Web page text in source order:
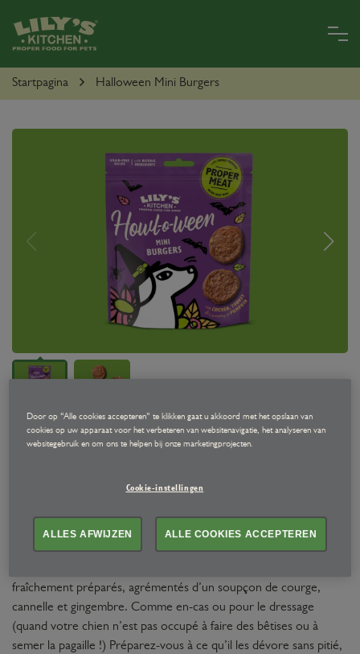
main
content
VOOR
HONDEN
KATTEN
Startpagina Halloween Mini Burgers
Halloween Mini Burgers
diaboliques friandises pour vous. Élaborés à partir de viande et
abats de qualité et avec de délicieux ingrédients naturels, ces mini
fraîchement préparés, agrémentés d’un soupçon de courge,
cannelle et gingembre. Comme en-cas ou pour le dressage
(quand votre chien n’est pas occupé à faire des bêtises ou à
semer la pagaille !) Préparez-vous à ce qu’il les dévore sans pitié,
Door op “Alle cookies accepteren” te klikken gaat u akkoord met het opslaan van
cookies op uw apparaat voor het verbeteren van websitenavigatie, het analyseren van
websitegebruik en om ons te helpen bij onze marketingprojecten.
Cookie-instellingen
ALLES AFWIJZEN ALLE COOKIES ACCEPTEREN